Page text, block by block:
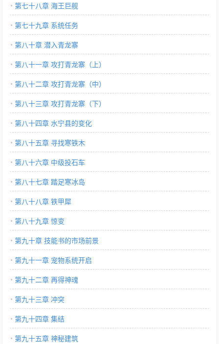
第七十八章 海王巨舰
第七十九章 系统任务
第八十章 潜入青龙寨
第八十一章 攻打青龙寨（上）
第八十二章 攻打青龙寨（中）
第八十三章 攻打青龙寨（下）
第八十四章 水宁县的变化
第八十五章 寻找寒铁木
第八十六章 中级投石车
第八十七章 踏足寒冰岛
第八十八章 铁甲犀
第八十九章 惊变
第九十章 技能书的市场前景
第九十一章 宠物系统开启
第九十二章 再得神魂
第九十三章 冲突
第九十四章 集结
第九十五章 神秘建筑